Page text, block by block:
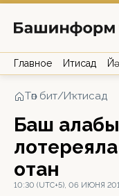
Главное Иҡтисад
Төп бит/Иҡтисад
Баш
отҡан
10:30 (UTC+5), 06 ИЮНЯ